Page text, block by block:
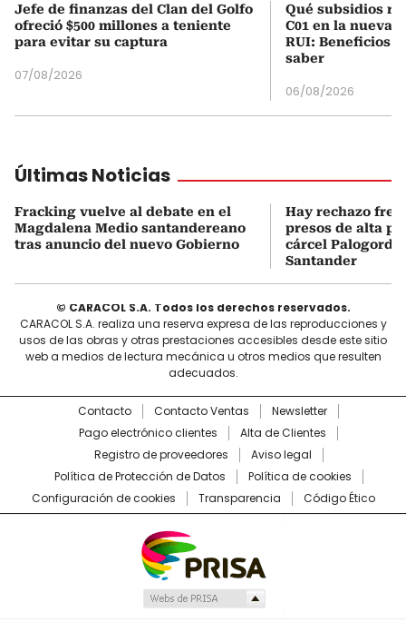
Jefe de finanzas del Clan del Golfo
ofreció $500 millones a teniente
para evitar su captura
07/08/2026
Qué subsidios
C01 en la nueva
RUI: Beneficios
saber
06/08/2026
Últimas Noticias
Fracking vuelve al debate en el
Magdalena Medio santandereano
tras anuncio del nuevo Gobierno
Hay rechazo
presos de alta
cárcel Palogordo
Santander
© CARACOL S.A. Todos los derechos reservados.
CARACOL S.A. realiza una reserva expresa de las reproducciones y
usos de las obras y otras prestaciones accesibles desde este sitio
web a medios de lectura mecánica u otros medios que resulten
adecuados.
Contacto Contacto Ventas
Newsletter
Pago electrónico clientes
Alta de Clientes
Registro de proveedores
Aviso legal
Política de Protección de Datos
Política de cookies
Configuración de cookies
Transparencia Código Ético